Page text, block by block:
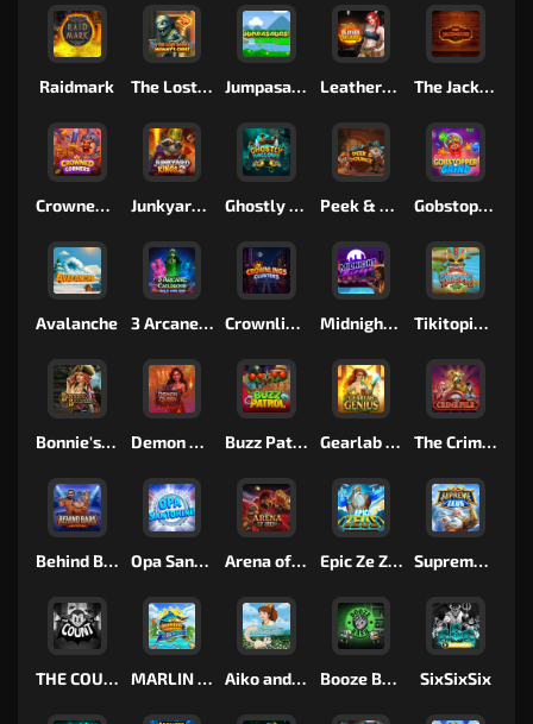
Raidmark The Lost Book of Mummy’s Curse Jumpasaurs Leatherheads The Jack & Rose
Crowned Corners Junkyard Kings 2 Ghostly Hallows Peek & Pounce Gobstopper Grind
Avalanche 3 Arcane Cauldrons Crownlings Clusters Midnight Mirage Tikitopia BoosterBelt
Bonnie's Buccaneers Demon Queen Buzz Patrol Gearlab Genius The Crime File
Behind Bars: Masterplan Opa Santorini! Arena of Iron Epic Ze Zeus Supreme Zeus
THE COUNT MARLIN MASTERS: THE BIG HAUL Aiko and the Wind Spirit Booze Bash SixSixSix